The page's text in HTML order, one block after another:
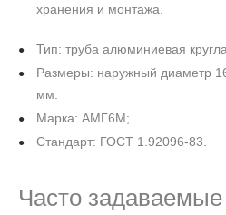
хранения и монтажа.
Тип: труба алюминиевая
Размеры: наружный диаметр
мм.
Марка: АМГ6М;
Стандарт: ГОСТ 1.92096-83.
Часто